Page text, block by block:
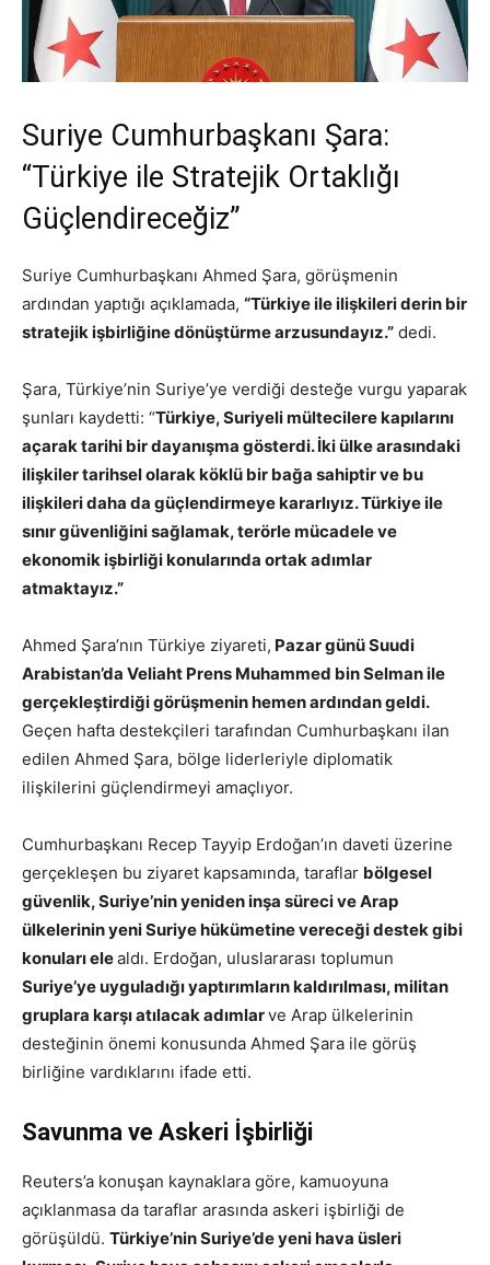
Suriye Cumhurbaşkanı Şara:
“Türkiye ile Stratejik Ortaklığı
Güçlendireceğiz”
Suriye Cumhurbaşkanı Ahmed Şara, görüşmenin
ardından yaptığı açıklamada, “Türkiye ile ilişkileri derin bir
stratejik işbirliğine dönüştürme arzusundayız.” dedi.
Şara, Türkiye’nin Suriye’ye verdiği desteğe vurgu yaparak
şunları kaydetti: “Türkiye, Suriyeli mültecilere kapılarını
açarak tarihi bir dayanışma gösterdi. İki ülke arasındaki
ilişkiler tarihsel olarak köklü bir bağa sahiptir ve bu
ilişkileri daha da güçlendirmeye kararlıyız. Türkiye ile
sınır güvenliğini sağlamak, terörle mücadele ve
ekonomik işbirliği konularında ortak adımlar
atmaktayız.”
Ahmed Şara’nın Türkiye ziyareti, Pazar günü Suudi
Arabistan’da Veliaht Prens Muhammed bin Selman ile
gerçekleştirdiği görüşmenin hemen ardından geldi.
Geçen hafta destekçileri tarafından Cumhurbaşkanı ilan
edilen Ahmed Şara, bölge liderleriyle diplomatik
ilişkilerini güçlendirmeyi amaçlıyor.
Cumhurbaşkanı Recep Tayyip Erdoğan’ın daveti üzerine
gerçekleşen bu ziyaret kapsamında, taraflar bölgesel
güvenlik, Suriye’nin yeniden inşa süreci ve Arap
ülkelerinin yeni Suriye hükümetine vereceği destek gibi
konuları elealdı. Erdoğan, uluslararası toplumun
Suriye’ye uyguladığı yaptırımların kaldırılması, militan
gruplara karşı atılacak adımlarve Arap ülkelerinin
desteğinin önemi konusunda Ahmed Şara ile görüş
birliğine vardıklarını ifade etti.
Savunma ve Askeri İşbirliği
Reuters’a konuşan kaynaklara göre, kamuoyuna
açıklanmasa da taraflar arasında askeri işbirliği de
görüşüldü. Türkiye’nin Suriye’de yeni hava üsleri